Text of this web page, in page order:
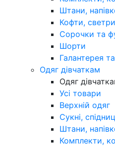
Штани,
Кофти,
Сорочки та
Шорти
Галантерея
Одяг дівчаткам
Одяг
Усі товари
Верхній одяг
Сукні,
Штани,
Комплекти,